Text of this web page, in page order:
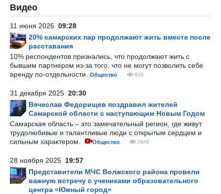
Видео
11 июня 2026 09:28
20% самарских пар продолжают жить вместе после
расставания
10% респондентов признались, что продолжают жить с
бывшим партнером из-за того, что не могут позволить себе
аренду по-отдельности.
Общество 829
31 декабря 2025 20:30
Вячеслав Федорищев поздравил жителей
Самарской области с наступающим Новым Годом
Самарская область – это замечательный регион, где живут
трудолюбивые и талантливые люди с открытым сердцем и
сильным характером.
Общество 2649
28 ноября 2025 19:57
Представители МЧС Волжского района провели
важную встречу с учениками образовательного
центра «Южный город»